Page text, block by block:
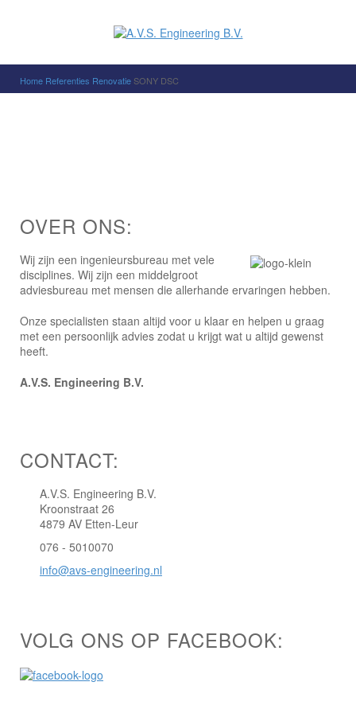
Home Referenties Renovatie SONY DSC
OVER ONS:
Wij zijn een ingenieursbureau met vele
disciplines. Wij zijn een middelgroot
adviesbureau met mensen die allerhande ervaringen hebben.
Onze specialisten staan altijd voor u klaar en helpen u graag
met een persoonlijk advies zodat u krijgt wat u altijd gewenst
heeft.
A.V.S. Engineering B.V.
CONTACT:
A.V.S. Engineering B.V.
Kroonstraat 26
4879 AV Etten-Leur
076 - 5010070
info@avs-engineering.nl
VOLG ONS OP FACEBOOK: